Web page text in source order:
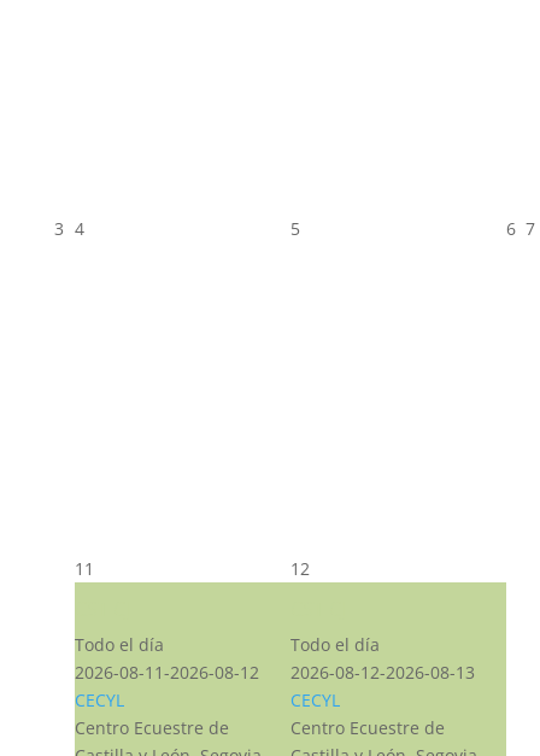
3 4 5 6 7
11
Todo el día
2026-08-11-2026-08-12
CECYL
Centro Ecuestre de
12
Todo el día
2026-08-12-2026-08-13
CECYL
Centro Ecuestre de